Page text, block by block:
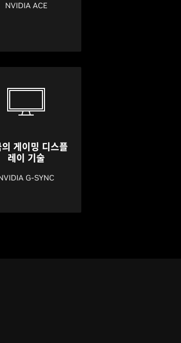
NVIDIA ACE
게이밍 디스플
레이 기술
G-SYNC